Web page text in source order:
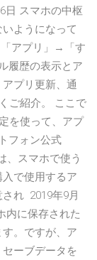
スマホの中枢
ようになって
アプリ」→「す
履歴の表示とア
プリ更新、通
ご紹介。 ここで
を使って、アプ
フォン公式
、スマホで使う
で使用するア
れ 2019年9月
内に保存された
。ですが、ア
ーブデータを